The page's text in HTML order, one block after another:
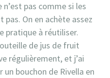
pas comme si les
pas. On en achète assez
pratique à réutiliser.
de jus de fruit
régulièrement, et j’ai
un bouchon de Rivella en